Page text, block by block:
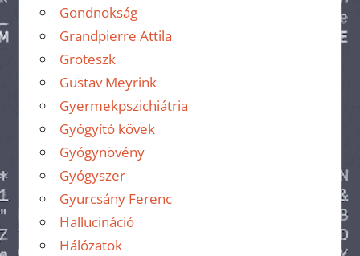
Gondnokság
Grandpierre Attila
Groteszk
Gustav Meyrink
Gyermekpszichiátria
Gyógyító kövek
Gyógynövény
Gyógyszer
Gyurcsány Ferenc
Hallucináció
Hálózatok